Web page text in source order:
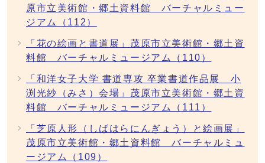
原市立美術館・郷土資料館 バーチャルミュー
ジアム（112）
「花の絵画と書道展」茂原市立美術館・郷土資
料館 バーチャルミュージアム（110）
「和洋女子大学 書道専攻 卒業書道作品展 小
渕光紗（みさ）会場」茂原市立美術館・郷土資
料館 バーチャルミュージアム（111）
「芝原人形（しばはらにんぎょう）と絵画展」
茂原市立美術館・郷土資料館 バーチャルミュ
ージアム（109）